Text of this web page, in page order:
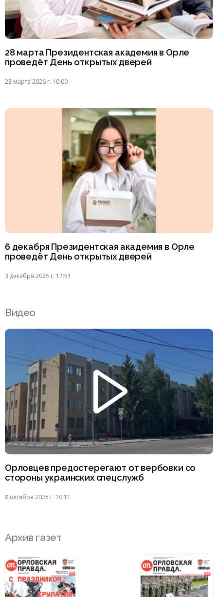
28 марта Президентская академия в Орле
проведёт День открытых дверей
23 марта 2026 г. 10:00
6 декабря Президентская академия в Орле
проведёт День открытых дверей
3 декабря 2025 г. 17:51
Видео
Орловцев предостерегают от вербовки со
стороны украинских спецслужб
8 октября 2025 г. 10:11
Архив газет